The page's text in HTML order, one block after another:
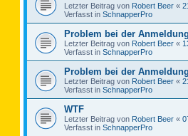
Letzter Beitrag von Robert Beer «
Verfasst in SchnapperPro
Problem bei der Anmeldung
Letzter Beitrag von Robert Beer «
Verfasst in SchnapperPro
Problem bei der
Letzter Beitrag von Robert Beer «
Verfasst in SchnapperPro
WTF
Letzter Beitrag von Robert Beer «
Verfasst in SchnapperPro